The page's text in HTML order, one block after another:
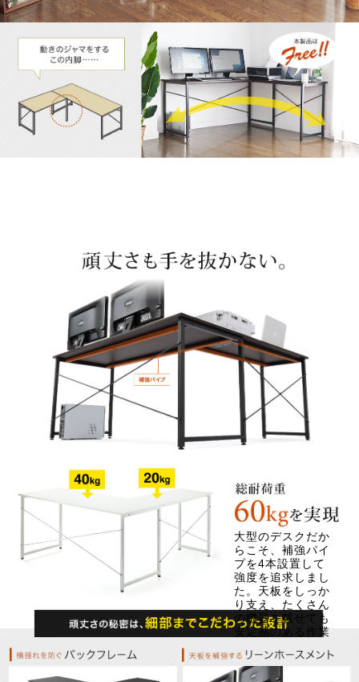
大型のデスクだか
らこそ、補強パイ
プを4本設置して
強度を追求しまし
た。天板をしっか
り支え、たくさん
の機器を載せても
安定感のある作業